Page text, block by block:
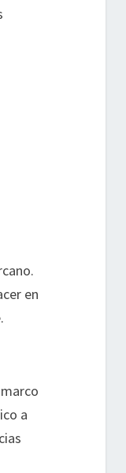
en
a